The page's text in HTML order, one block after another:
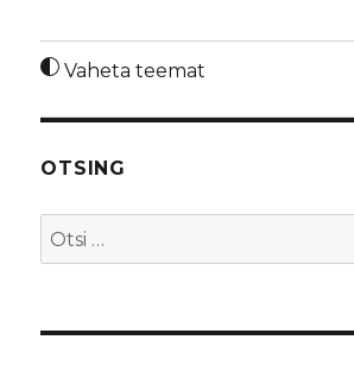
Vaheta teemat
OTSING
Otsi: